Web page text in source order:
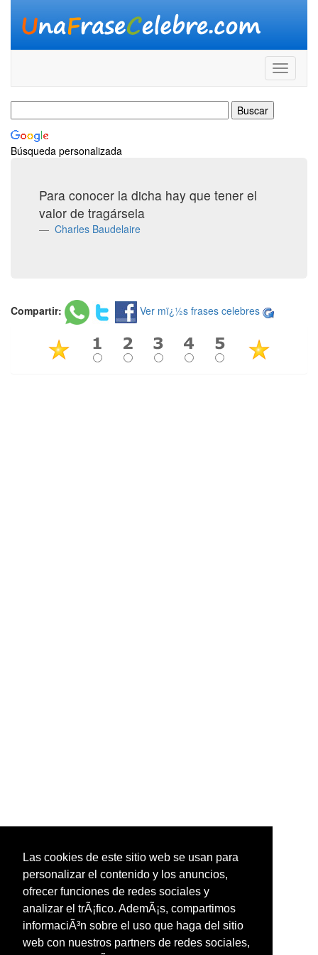
Las cookies de este sitio web se usan para
personalizar el contenido y los anuncios,
ofrecer funciones de redes sociales y
analizar el trÃ¡fico. AdemÃ¡s, compartimos
informaciÃ³n sobre el uso que haga del sitio
web con nuestros partners de redes sociales,
Búsqueda personalizada
Para conocer la dicha hay que tener el
valor de tragársela
Charles Baudelaire
Compartir: Ver mï¿½s frases celebres